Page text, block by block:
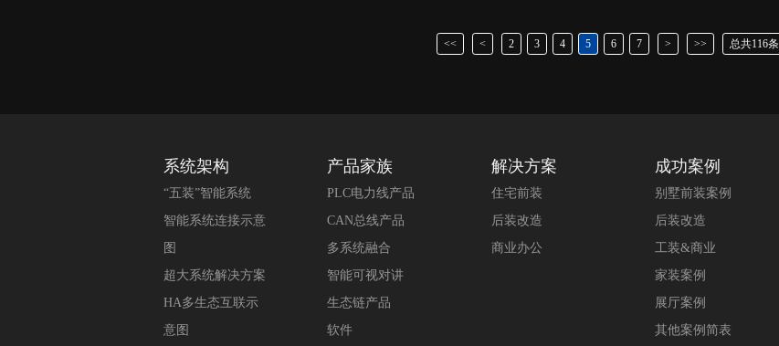
<< < 2 3 4 5 6 7 > >> 总共116条
系统架构
“五装”智能系统
智能系统连接示意
图
超大系统解决方案
HA多生态互联示
意图
产品家族
PLC电力线产品
CAN总线产品
多系统融合
智能可视对讲
生态链产品
软件
解决方案
住宅前装
后装改造
商业办公
成功案例
别墅前装案例
后装改造
工装&商业
家装案例
展厅案例
其他案例简表